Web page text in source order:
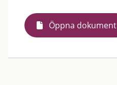
Öppna dokument